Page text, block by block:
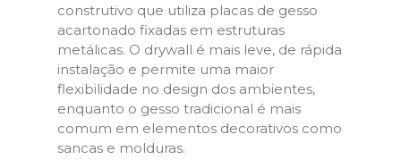
construtivo que utiliza placas de gesso
acartonado fixadas em estruturas
metálicas. O drywall é mais leve, de rápida
instalação e permite uma maior
flexibilidade no design dos ambientes,
enquanto o gesso tradicional é mais
comum em elementos decorativos como
sancas e molduras.